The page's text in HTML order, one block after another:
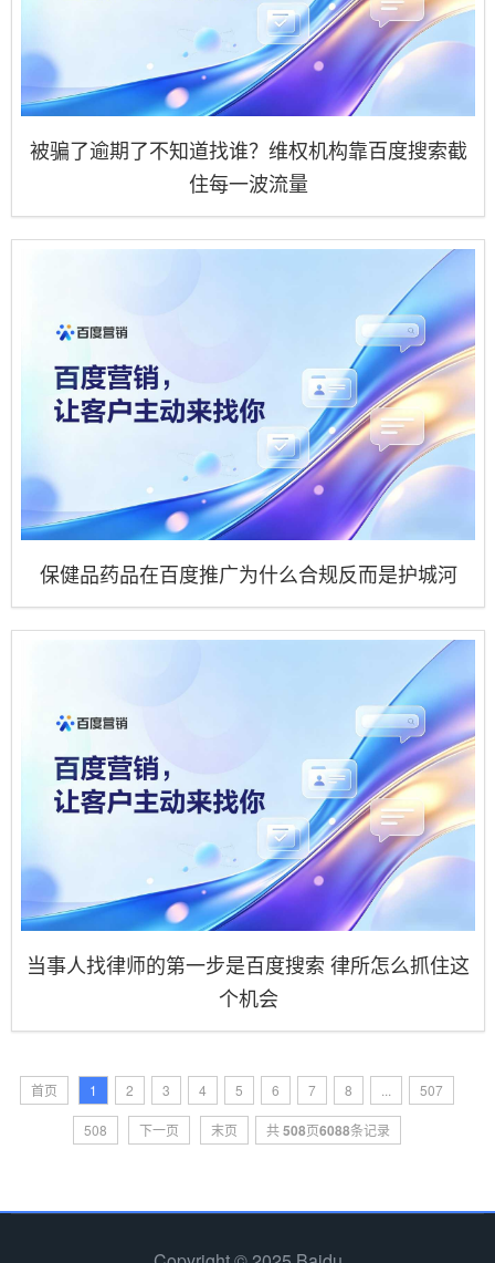
被骗了逾期了不知道找谁？维权机构靠百度搜索截
住每一波流量
保健品药品在百度推广为什么合规反而是护城河
当事人找律师的第一步是百度搜索 律所怎么抓住这
个机会
首页 1 2 3 4 5 6 7 8 507
508 下一页 末页 共508页6088条记录